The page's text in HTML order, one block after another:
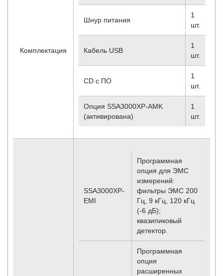
Комплектация
Шнур питания
1
шт.
Кабель USB
1
шт.
CD с ПО
1
шт.
Опция SSA3000XP-AMK
(активирована)
1
шт.
SSA3000XP-
EMI
Программная
опция для ЭМС
измерений:
фильтры ЭМС 200
Гц, 9 кГц, 120 кГц
(-6 дБ);
квазипиковый
детектор.
Программная
опция
расширенных